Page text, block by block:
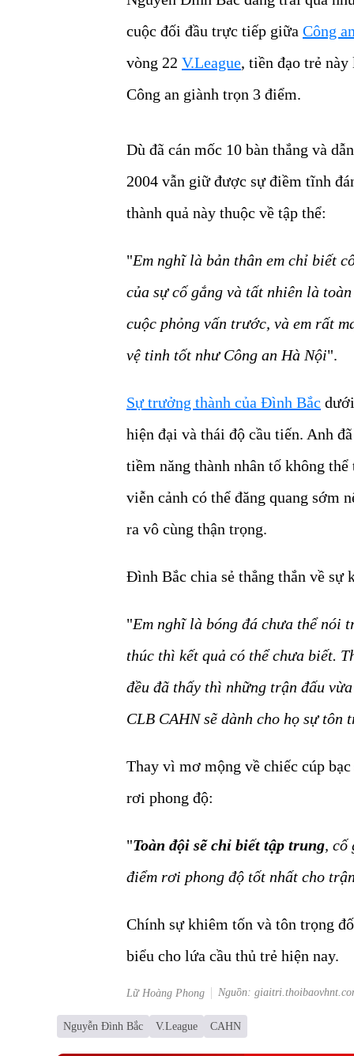
cuộc đối đầu trực tiếp giữa Công
vòng 22 V.League, tiền đạo trẻ này
Công an giành trọn 3 điểm.
Dù đã cán mốc 10 bàn thắng và
2004 vẫn giữ được sự điềm tĩnh
thành quả này thuộc về tập thể:
"Em nghĩ là bản thân em chỉ biết
của sự cố gắng và tất nhiên là
cuộc phỏng vấn trước, và em rất
vệ tinh tốt như Công an Hà Nội".
Sự trưởng thành của Đình Bắc
hiện đại và thái độ cầu tiến. Anh
tiềm năng thành nhân tố không
viễn cảnh có thể đăng quang sớm
ra vô cùng thận trọng.
Đình Bắc chia sẻ thẳng thắn về sự
"Em nghĩ là bóng đá chưa thể nói
thúc thì kết quả có thể chưa biết.
đều đã thấy thì những trận đấu
CLB CAHN sẽ dành cho họ sự tôn
Thay vì mơ mộng về chiếc cúp
rơi phong độ:
"Toàn đội sẽ chỉ biết tập trung, cố
điểm rơi phong độ tốt nhất cho
Chính sự khiêm tốn và tôn trọng
biểu cho lứa cầu thủ trẻ hiện nay.
Lữ Hoàng Phong Nguồn:
Nguyễn Đình Bắc V.League CAHN